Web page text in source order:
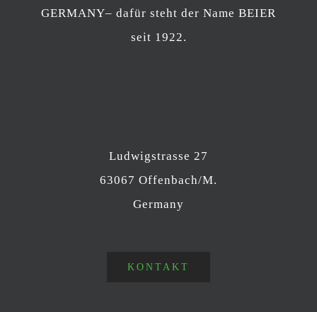
GERMANY– dafür steht der Name BEIER
seit 1922.
Ludwigstrasse 27
63067 Offenbach/M.
Germany
KONTAKT